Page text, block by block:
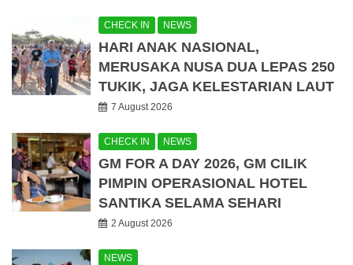
CHECK IN NEWS
HARI ANAK NASIONAL,
MERUSAKA NUSA DUA LEPAS 250
TUKIK, JAGA KELESTARIAN LAUT
7 August 2026
CHECK IN NEWS
GM FOR A DAY 2026, GM CILIK
PIMPIN OPERASIONAL HOTEL
SANTIKA SELAMA SEHARI
2 August 2026
NEWS